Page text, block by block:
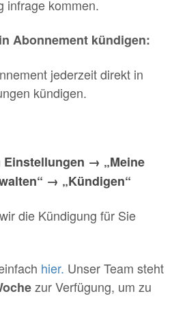
infrage kommen.
Abonnement kündigen:
jederzeit direkt in
kündigen.
Einstellungen → „Meine
→ „Kündigen“
die Kündigung für Sie
hier. Unser Team steht
zur Verfügung, um zu